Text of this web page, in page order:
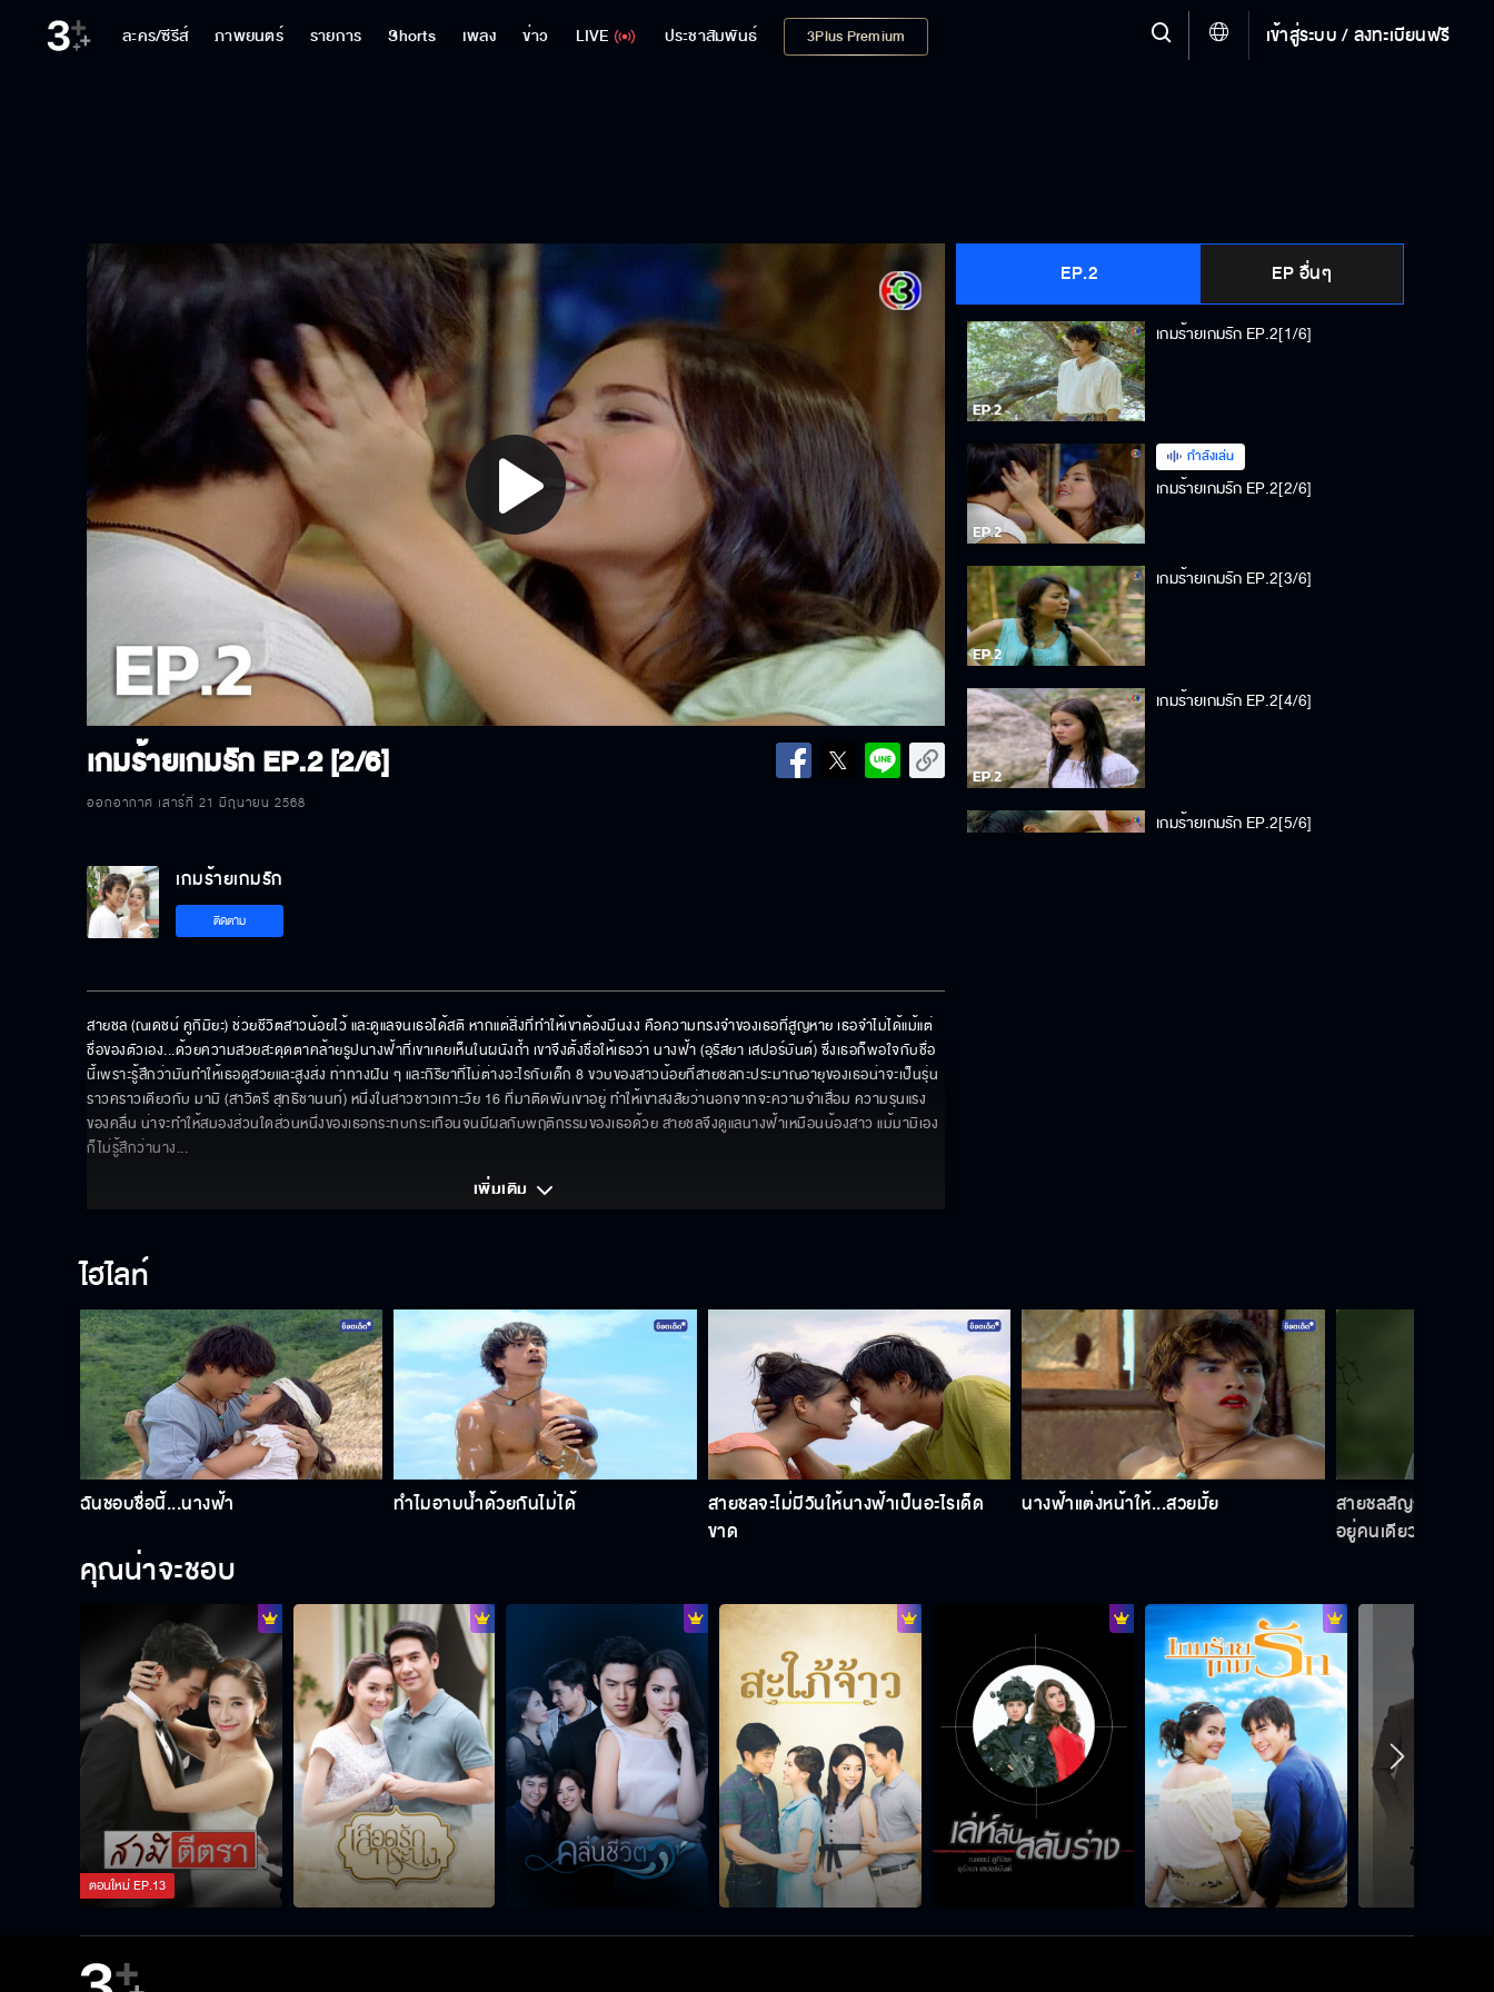
ละคร/ซีรีส์ ภาพยนตร์ รายการ Shorts เพลง ข่าว LIVE ประชาสัมพันธ์ 3Plus Premium เข้าสู่ระบบ / ลงทะเบียนฟรี
Play
Video
เกมร้ายเกมรักEP.2 [2/6]
ออกอากาศ เสาร์ที่ 21 มิถุนายน 2568
EP.2 EP อื่นๆ
เกมร้ายเกมรัก EP.2[1/6]
กำลังเล่น
เกมร้ายเกมรัก EP.2[2/6]
เกมร้ายเกมรัก EP.2[3/6]
เกมร้ายเกมรัก EP.2[4/6]
เกมร้ายเกมรัก EP.2[5/6]
เกมร้ายเกมรัก
ติดตาม
สายชล (ณเดชน์ คูกิมิยะ) ช่วยชีวิตสาวน้อยไว้ และดูแลจนเธอได้สติ หากแต่สิ่งที่ทำให้เขาต้องมึนงง คือความทรงจำของเธอที่สูญหาย เธอจำไม่ได้แม้แต่
ชื่อของตัวเอง...ด้วยความสวยสะดุดตาคล้ายรูปนางฟ้าที่เขาเคยเห็นในผนังถ้ำ เขาจึงตั้งชื่อให้เธอว่า นางฟ้า (อุรัสยา เสปอร์บันต์) ซึ่งเธอก็พอใจกับชื่อ
นี้เพราะรู้สึกว่ามันทำให้เธอดูสวยและสูงส่ง ท่าทางฝัน ๆ และกิริยาที่ไม่ต่างอะไรกับเด็ก 8 ขวบของสาวน้อยที่สายชลกะประมาณอายุของเธอน่าจะเป็นรุ่น
ราวคราวเดียวกับ มามิ (สาวิตรี สุทธิชานนท์) หนึ่งในสาวชาวเกาะวัย 16 ที่มาติดพันเขาอยู่ ทำให้เขาสงสัยว่านอกจากจะความจำเสื่อม ความรุนแรง
ของคลื่น น่าจะทำให้สมองส่วนใดส่วนหนึ่งของเธอกระทบกระเทือนจนมีผลกับพฤติกรรมของเธอด้วย สายชลจึงดูแลนางฟ้าเหมือนน้องสาว แม้มามิเอง
ก็ไม่รู้สึกว่านาง...
เพิ่มเติม
ไฮไลท์
ฉันชอบชื่อนี้...นางฟ้า ทำไมอาบน้ำด้วยกันไม่ได้
สายชลจะไม่มีวันให้นางฟ้าเป็นอะไรเด็ด
ขาด
นางฟ้าแต่งหน้าให้...สวยมั้ย
สายชลสัญญา...จะไ
อยู่คนเดียว
คุณน่าจะชอบ
ตอนใหม่EP.13